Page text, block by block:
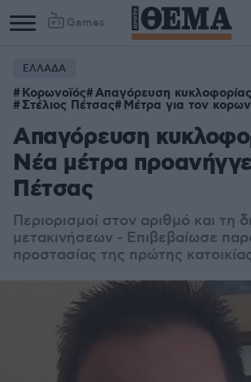
Games
ΕΛΛΑΔΑ
Κορωνοϊός Απαγόρευση κυκλοφορίας
Στέλιος Πέτσας Μέτρα για τον
Απαγόρευση
Νέα μέτρα
Πέτσας
Περιορισμοί στον αριθμό και τη
μετακινήσεων - Επιβεβαίωσε
προστασίας της πρώτης